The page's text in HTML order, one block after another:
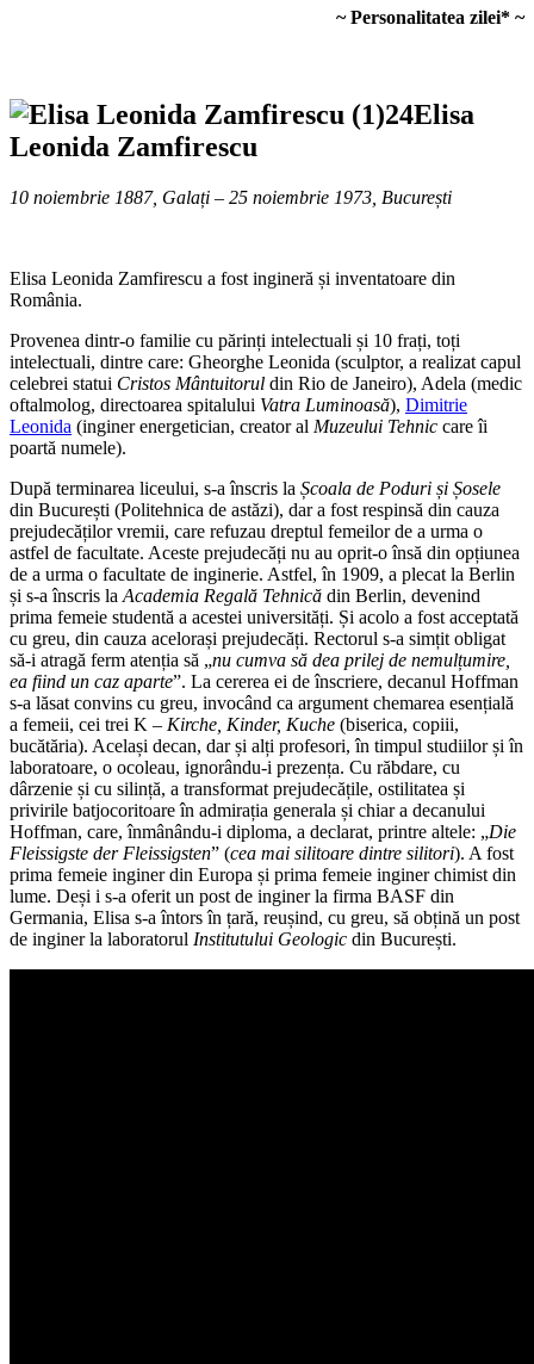
~ Personalitatea zilei* ~
Elisa
Leonida Zamfirescu
10 noiembrie 1887, Galați – 25 noiembrie 1973, București
Elisa Leonida Zamfirescu a fost ingineră și inventatoare din
România.
Provenea dintr-o familie cu părinți intelectuali și 10 frați, toți
intelectuali, dintre care: Gheorghe Leonida (sculptor, a realizat capul
celebrei statui Cristos Mântuitorul din Rio de Janeiro), Adela (medic
oftalmolog, directoarea spitalului Vatra Luminoasă), Dimitrie
Leonida (inginer energetician, creator al Muzeului Tehnic care îi
poartă numele).
După terminarea liceului, s-a înscris la Școala de Poduri și Șosele
din București (Politehnica de astăzi), dar a fost respinsă din cauza
prejudecăților vremii, care refuzau dreptul femeilor de a urma o
astfel de facultate. Aceste prejudecăți nu au oprit-o însă din opțiunea
de a urma o facultate de inginerie. Astfel, în 1909, a plecat la Berlin
și s-a înscris la Academia Regală Tehnică din Berlin, devenind
prima femeie studentă a acestei universități. Și acolo a fost acceptată
cu greu, din cauza acelorași prejudecăți. Rectorul s-a simțit obligat
să-i atragă ferm atenția să „nu cumva să dea prilej de nemulțumire,
ea fiind un caz aparte”. La cererea ei de înscriere, decanul Hoffman
s-a lăsat convins cu greu, invocând ca argument chemarea esențială
a femeii, cei trei K – Kirche, Kinder, Kuche (biserica, copiii,
bucătăria). Același decan, dar și alți profesori, în timpul studiilor și în
laboratoare, o ocoleau, ignorându-i prezența. Cu răbdare, cu
dârzenie și cu silință, a transformat prejudecățile, ostilitatea și
privirile batjocoritoare în admirația generala și chiar a decanului
Hoffman, care, înmânându-i diploma, a declarat, printre altele: „Die
Fleissigste der Fleissigsten” (cea mai silitoare dintre silitori). A fost
prima femeie inginer din Europa și prima femeie inginer chimist din
lume. Deși i s-a oferit un post de inginer la firma BASF din
Germania, Elisa s-a întors în țară, reușind, cu greu, să obțină un post
de inginer la laboratorul Institutului Geologic din București.